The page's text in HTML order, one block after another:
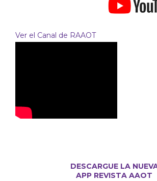
Ver el Canal de RAAOT
DESCARGUE LA
APP REVISTA AAOT